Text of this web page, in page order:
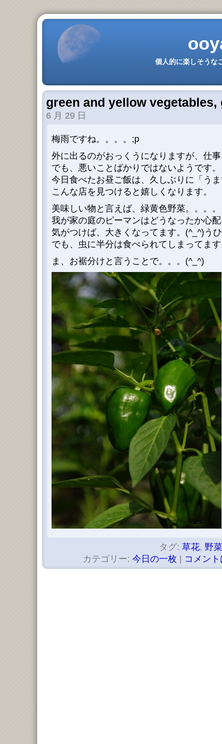
個人的に楽しそうな
green and yellow
6 月 29 日
梅雨ですね。。。。;p
外に出るのがおっくうになりますが、仕
でも、悪いことばかりではないようです。
今日食べたお昼ご飯は、久しぶりに「う
こんな店を見つけると嬉しくなります。
美味しい物と言えば、緑黄色野菜。。。。
我が家の庭のピーマンはどうなったか心
気がつけば、大きくなってます。(^_^)う
でも、虫に半分は食べられてしまってま
ま、お裾分けと言うことで。。。(^_^)
タグ: 草花, 野菜
カテゴリー: 今日の一枚 コメン